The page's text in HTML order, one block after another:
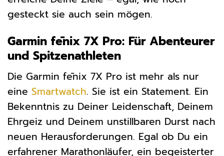
gesteckt sie auch sein mögen.
Garmin fēnix 7X Pro: Für Abenteurer
und Spitzenathleten
Die Garmin fēnix 7X Pro ist mehr als nur
eine Smartwatch. Sie ist ein Statement. Ein
Bekenntnis zu Deiner Leidenschaft, Deinem
Ehrgeiz und Deinem unstillbaren Durst nach
neuen Herausforderungen. Egal ob Du ein
erfahrener Marathonläufer, ein begeisterter